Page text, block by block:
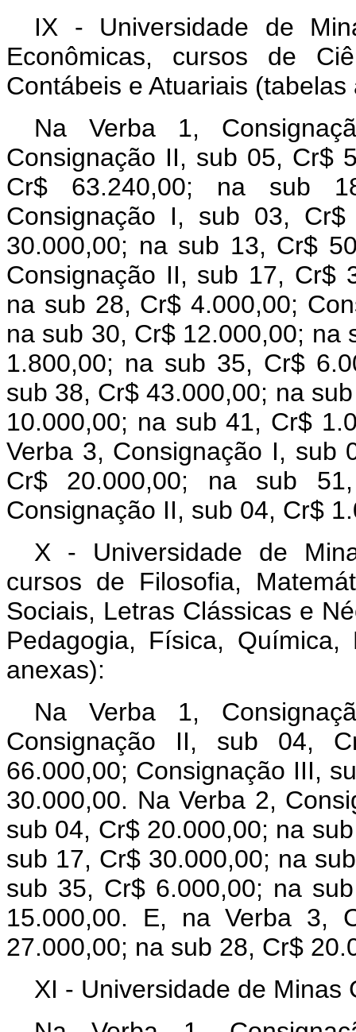
IX - Universidade de
Econômicas, cursos de
Contábeis e Atuariais (tabelas
Na Verba 1,
Consignação II, sub 05, Cr$
Cr$ 63.240,00; na sub
Consignação I, sub 03,
30.000,00; na sub 13, Cr$
Consignação II, sub 17, Cr$
na sub 28, Cr$ 4.000,00;
na sub 30, Cr$ 12.000,00; na
1.800,00; na sub 35, Cr$
sub 38, Cr$ 43.000,00; na
10.000,00; na sub 41, Cr$
Verba 3, Consignação I, sub
Cr$ 20.000,00; na sub
Consignação II, sub 04, Cr$
X - Universidade de
cursos de Filosofia,
Sociais, Letras Clássicas e
Pedagogia, Física,
anexas):
Na Verba 1,
Consignação II, sub 04,
66.000,00; Consignação III,
30.000,00. Na Verba 2,
sub 04, Cr$ 20.000,00; na
sub 17, Cr$ 30.000,00; na
sub 35, Cr$ 6.000,00; na
15.000,00. E, na Verba 3,
27.000,00; na sub 28, Cr$
XI - Universidade de Minas